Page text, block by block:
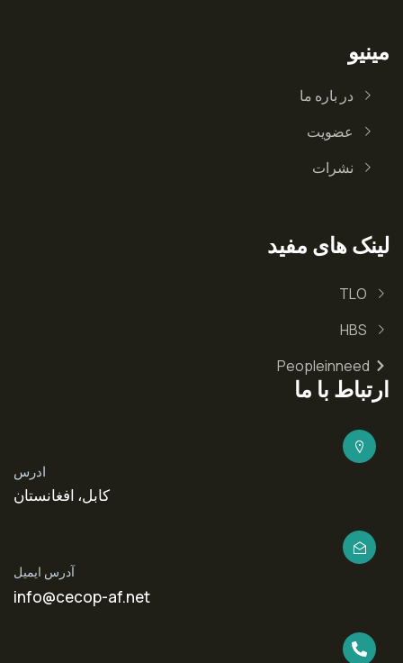
مینیو
در باره ما
عضویت
نشرات
لینک های مفید
TLO
HBS
Peopleinneed
ارتباط با ما
ادرس
کابل، افغانستان
آدرس ایمیل
info@cecop-af.net